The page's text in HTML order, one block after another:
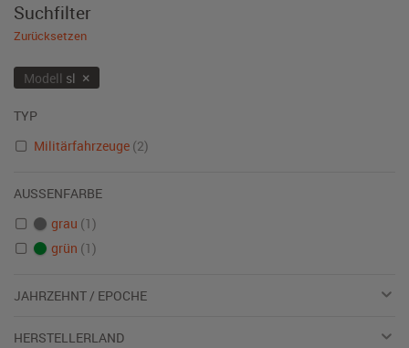
Suchfilter
Zurücksetzen
Modell sl ×
TYP
Militärfahrzeuge (2)
AUSSENFARBE
grau (1)
grün (1)
JAHRZEHNT / EPOCHE
HERSTELLERLAND